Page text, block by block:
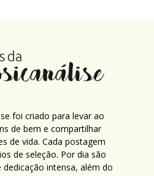
foi criado para levar ao
de bem e compartilhar
de vida. Cada postagem
de seleção. Por dia são
intensa, além do